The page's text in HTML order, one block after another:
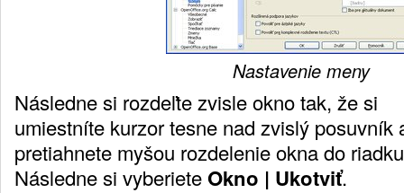
Nastavenie meny
Následne si rozdeľte zvisle okno tak, že si
umiestníte kurzor tesne nad zvislý posuvník
pretiahnete myšou rozdelenie okna do
Následne si vyberiete Okno | Ukotviť.